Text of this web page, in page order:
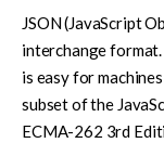
JSON (JavaScript
interchange
is easy for
subset of the
ECMA-262 3rd